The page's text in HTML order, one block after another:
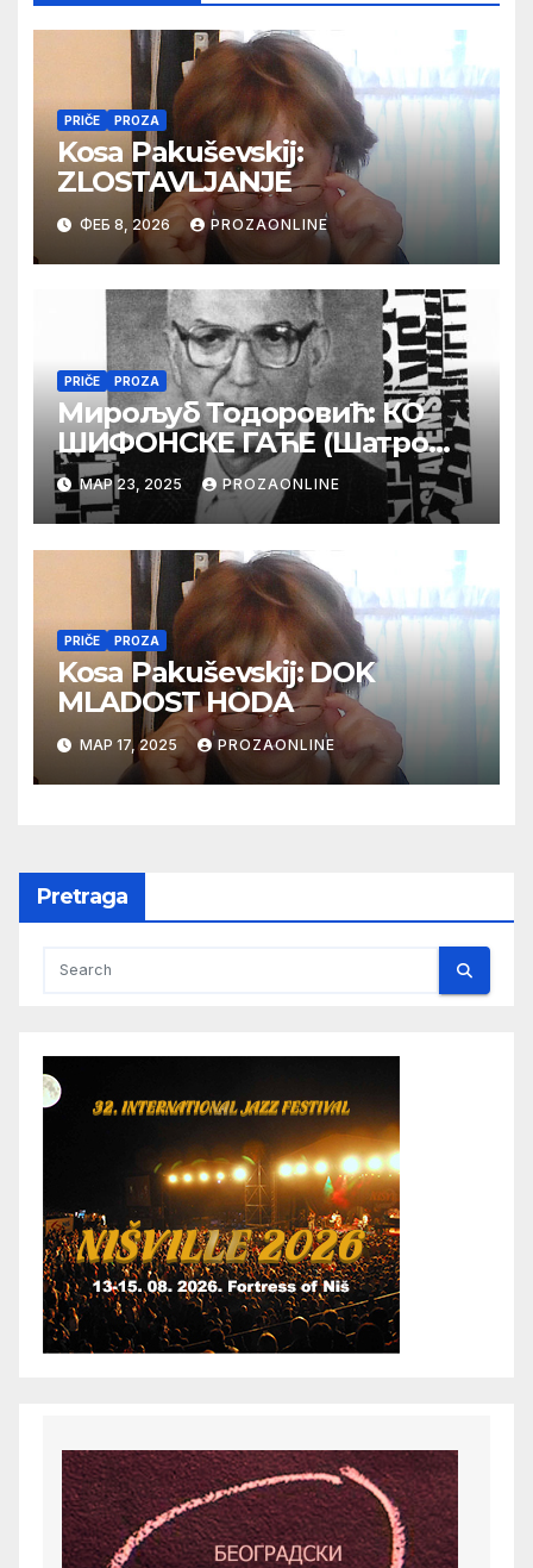
PRIČE PROZA
Kosa Pakuševskij:
ZLOSTAVLJANJE
ФЕБ 8, 2026 PROZAONLINE
PRIČE PROZA
Мирољуб Тодоровић: КО
ШИФОНСКЕ ГАЋЕ (Шатро
жваке)
МАР 23, 2025 PROZAONLINE
PRIČE PROZA
Kosa Pakuševskij: DOK
MLADOST HODA
МАР 17, 2025 PROZAONLINE
Pretraga